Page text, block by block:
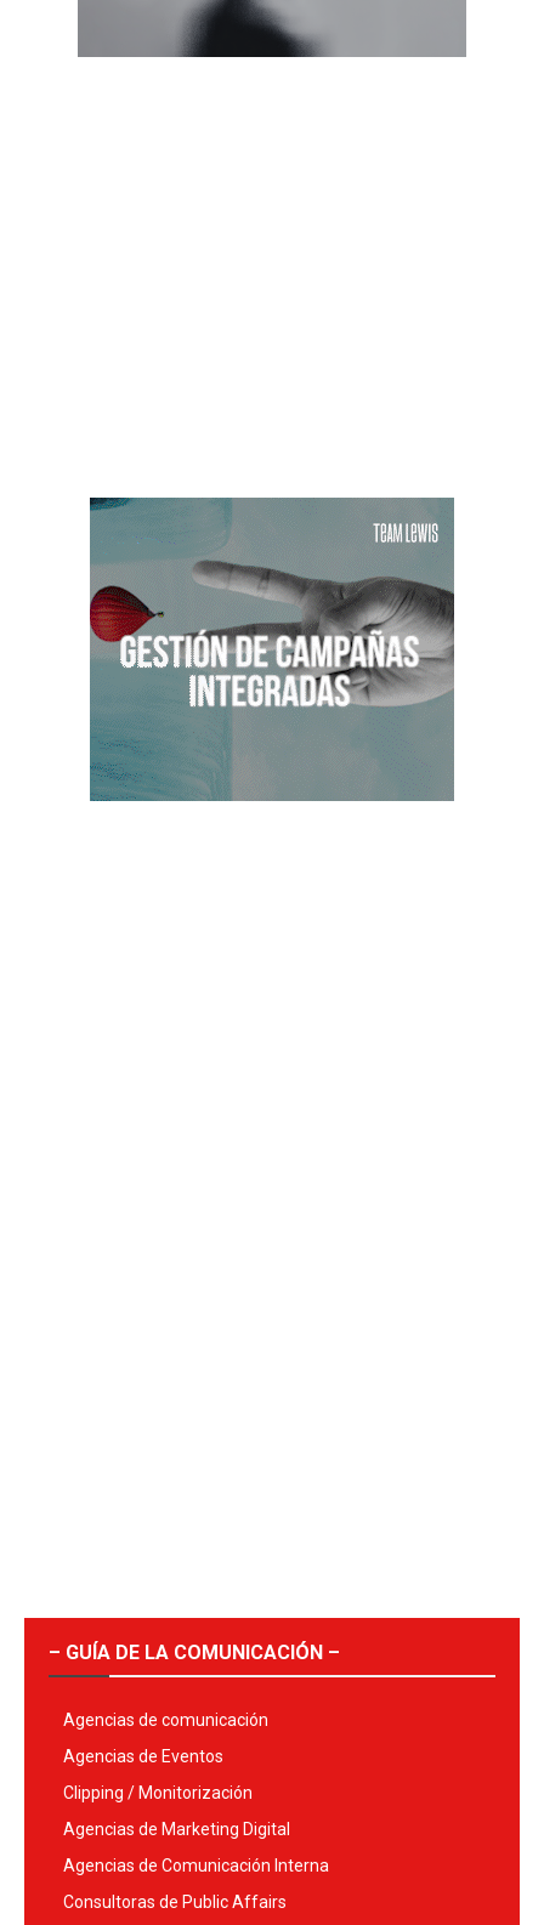
– GUÍA DE LA COMUNICACIÓN –
Agencias de comunicación
Agencias de Eventos
Clipping / Monitorización
Agencias de Marketing Digital
Agencias de Comunicación Interna
Consultoras de Public Affairs